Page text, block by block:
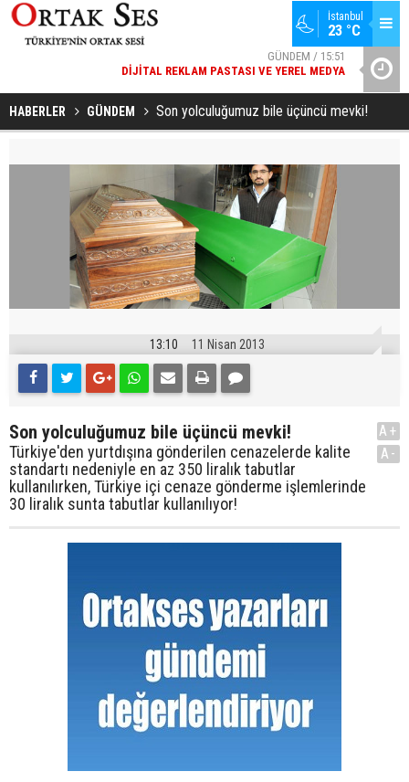
İstanbul
23 °C
GÜNDEM / 15:51
DIJITAL REKLAM PASTASI VE YEREL MEDYA
SPOR / 14:20
HABERLER GÜNDEM Son yolculuğumuz bile üçüncü mevki!
13:10 11 Nisan 2013
Son yolculuğumuz bile üçüncü mevki!
Türkiye'den yurtdışına gönderilen cenazelerde kalite
standartı nedeniyle en az 350 liralık tabutlar
kullanılırken, Türkiye içi cenaze gönderme işlemlerinde
30 liralık sunta tabutlar kullanılıyor!
A+
A-